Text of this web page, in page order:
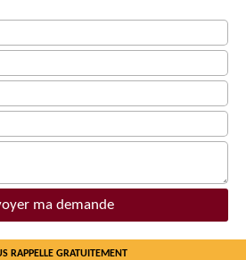
RAPPELLE GRATUITEMENT